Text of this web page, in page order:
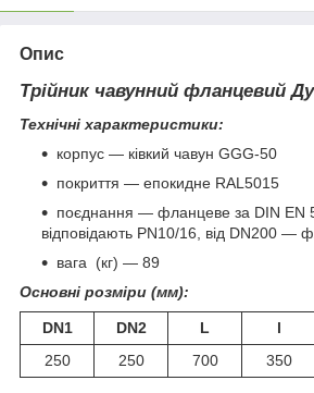
Опис
Трійник чавунний фланцевий
Технічні характеристики:
корпус — ківкий чавун GGG-50
покриття — епокидне RAL5015
поєднання — фланцеве за DIN EN
відповідають PN10/16, від DN200 —
вага (кг) — 89
Основні розміри (мм):
DN1 DN2 L l
250
250 700 350